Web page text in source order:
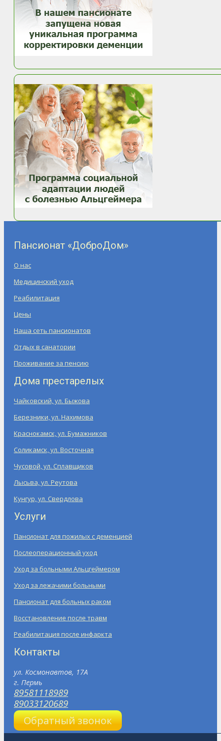
Пансионат «ДоброДом»
О нас
Медицинский уход
Реабилитация
Цены
Наша сеть пансионатов
Отдых в санатории
Проживание за пенсию
Дома престарелых
Чайковский, ул. Быжова
Березники, ул. Нахимова
Краснокамск, ул. Бумажников
Соликамск, ул. Восточная
Чусовой, ул. Сплавщиков
Лысьва, ул. Реутова
Кунгур, ул. Свердлова
Услуги
Пансионат для пожилых с деменцией
Послеоперационный уход
Уход за больными Альцгеймером
Уход за лежачими больными
Пансионат для больных раком
Восстановление после травм
Реабилитация после инфаркта
Контакты
ул. Космонавтов, 17А
г. Пермь
89581118989
89033120689
Обратный звонок